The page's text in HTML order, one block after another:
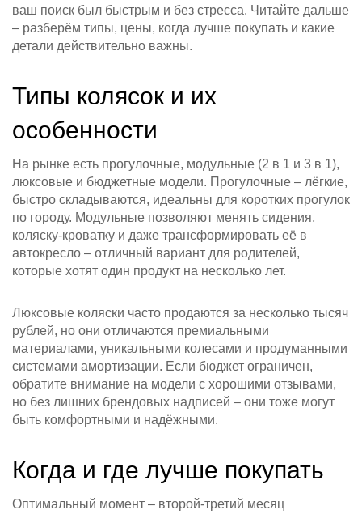
ваш поиск был быстрым и без стресса. Читайте дальше
– разберём типы, цены, когда лучше покупать и какие
детали действительно важны.
Типы колясок и их
особенности
На рынке есть прогулочные, модульные (2 в 1 и 3 в 1),
люксовые и бюджетные модели. Прогулочные – лёгкие,
быстро складываются, идеальны для коротких прогулок
по городу. Модульные позволяют менять сидения,
коляску‑кроватку и даже трансформировать её в
автокресло – отличный вариант для родителей,
которые хотят один продукт на несколько лет.
Люксовые коляски часто продаются за несколько тысяч
рублей, но они отличаются премиальными
материалами, уникальными колесами и продуманными
системами амортизации. Если бюджет ограничен,
обратите внимание на модели с хорошими отзывами,
но без лишних брендовых надписей – они тоже могут
быть комфортными и надёжными.
Когда и где лучше покупать
Оптимальный момент – второй‑третий месяц